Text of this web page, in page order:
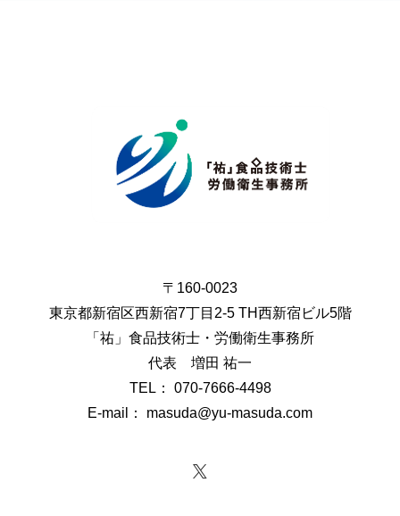
〒160-0023
東京都新宿区西新宿7丁目2-5 TH西新宿ビル5階
「祐」食品技術士・労働衛生事務所
代表 増田 祐一
TEL： 070-7666-4498
E-mail： masuda@yu-masuda.com